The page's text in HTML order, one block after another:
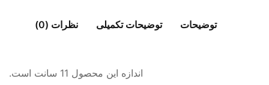
توضیحات توضیحات تکمیلی نظرات (0)
اندازه این محصول 11 سانت است.